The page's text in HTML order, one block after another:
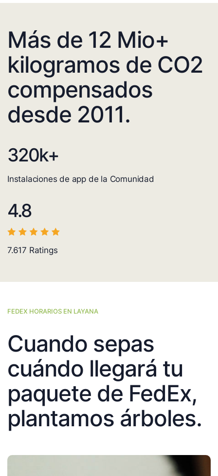
Más de 12 Mio+
kilogramos de CO2
compensados
desde 2011.
320k+
Instalaciones de app de la Comunidad
4.8
7.617 Ratings
FEDEX HORARIOS EN LAYANA
Cuando sepas
cuándo llegará tu
paquete de FedEx,
plantamos árboles.